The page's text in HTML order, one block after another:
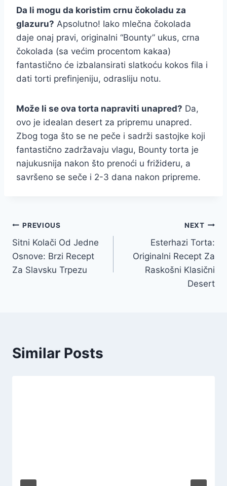
Da li mogu da koristim crnu čokoladu za
glazuru? Apsolutno! Iako mlečna čokolada
daje onaj pravi, originalni “Bounty” ukus, crna
čokolada (sa većim procentom kakaa)
fantastično će izbalansirati slatkoću kokos fila i
dati torti prefinjeniju, odrasliju notu.
Može li se ova torta napraviti unapred? Da,
ovo je idealan desert za pripremu unapred.
Zbog toga što se ne peče i sadrži sastojke koji
fantastično zadržavaju vlagu, Bounty torta je
najukusnija nakon što prenoći u frižideru, a
savršeno se seče i 2-3 dana nakon pripreme.
Post
navigation
PREVIOUS
Sitni Kolači Od Jedne
Osnove: Brzi Recept
Za Slavsku Trpezu
NEXT
Esterhazi Torta:
Originalni Recept Za
Raskošni Klasični
Desert
Similar Posts